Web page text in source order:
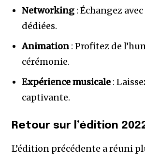
Networking : Échangez
dédiées.
Animation : Profitez de
cérémonie.
Expérience musicale :
captivante.
Retour sur l’édition
L’édition précédente a réuni